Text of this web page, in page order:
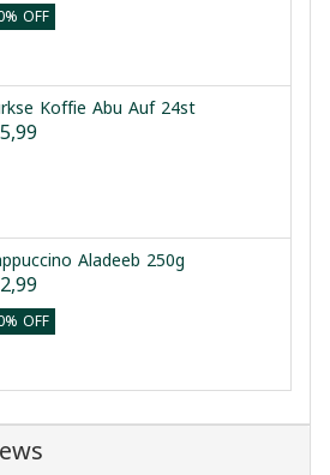
OFF
Koffie Abu Auf 24st
Aladeeb 250g
OFF